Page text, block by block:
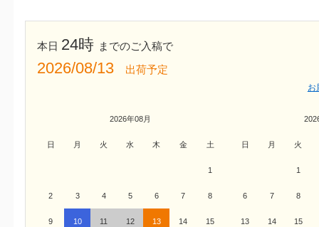
本日 24時 までのご入稿で
2026/08/13 出荷予定
お
2026年08月
日 月 火 水 木 金 土
1
2 3 4 5 6 7 8
9 10 11 12 13 14 15
日 月 火
1
6 7 8
13 14 15